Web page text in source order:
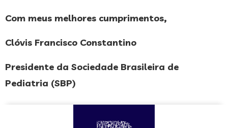
Com meus melhores cumprimentos,
Clóvis Francisco Constantino
Presidente da Sociedade Brasileira de
Pediatria (SBP)